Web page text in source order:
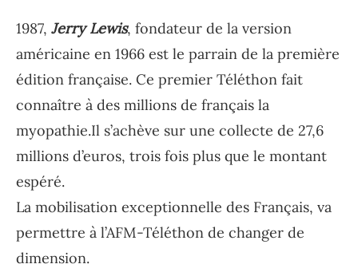
1987, Jerry Lewis, fondateur de la version
américaine en 1966 est le parrain de la première
édition française. Ce premier Téléthon fait
connaître à des millions de français la
myopathie.Il s’achève sur une collecte de 27,6
millions d’euros, trois fois plus que le montant
espéré.
La mobilisation exceptionnelle des Français, va
permettre à l’AFM-Téléthon de changer de
dimension.